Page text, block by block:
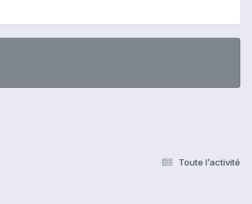
Toute l’activité